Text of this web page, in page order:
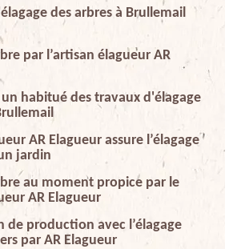
des arbres à Brullemail
par l’artisan élagueur AR
un habitué des travaux d'élagage
AR Elagueur assure l’élagage
jardin
au moment propice par le
AR Elagueur
de production avec l’élagage
par AR Elagueur